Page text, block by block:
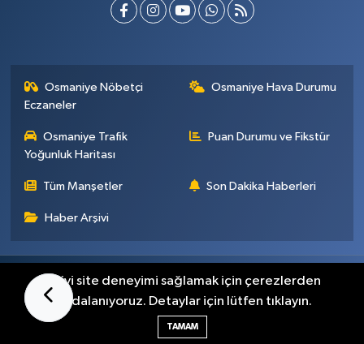
Osmaniye Nöbetçi
Eczaneler
Osmaniye Hava Durumu
Osmaniye Trafik
Yoğunluk Haritası
Puan Durumu ve Fikstür
Tüm Manşetler Son Dakika Haberleri
Haber Arşivi
Künye İletişim Gizlilik Sözleşmesi
Haber Yazılımı:
En iyi site deneyimi sağlamak için çerezlerden
faydalanıyoruz. Detaylar için lütfen tıklayın.
TAMAM